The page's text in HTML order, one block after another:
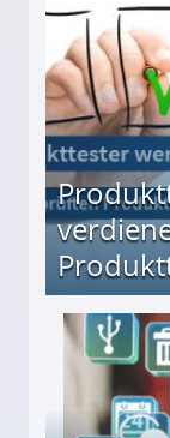
↻ Täglich neue